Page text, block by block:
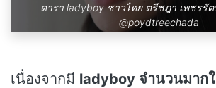
ดารา ladyboy ชาวไทย ตรีชฎา เพชรรัต
@poydtreechada
เนื่องจากมี ladyboy จำนวนมาก